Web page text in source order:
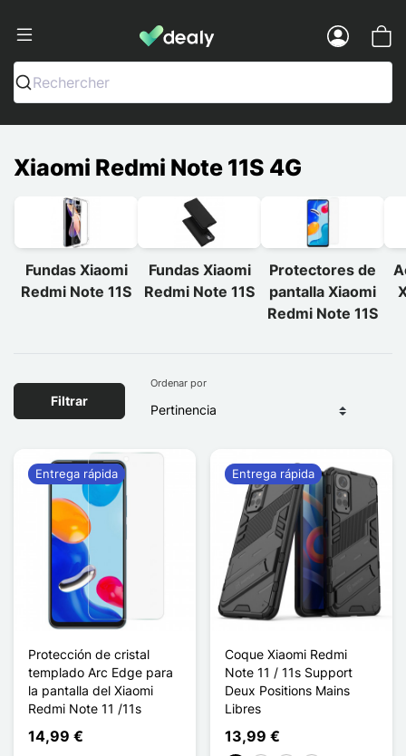
Dealy - Fundas y accesorios para
Rechercher
Xiaomi Redmi Note 11S 4G
Fundas Xiaomi
Redmi Note 11S
Fundas Xiaomi
Redmi Note 11S
Protectores de
pantalla Xiaomi
Redmi Note 11S
Filtrar
Ordenar por
Protección de cristal
templado Arc Edge para
la pantalla del Xiaomi
Redmi Note 11 /11s
14,99 €
Entrega rápida
Coque Xiaomi Redmi
Note 11 / 11s Support
Deux Positions Mains
Libres
13,99 €
Entrega rápida